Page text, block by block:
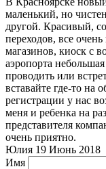
маленький, но
другой. Красивый,
переходов, все
магазинов, киоск с
аэропорта
проводить или
вставайте где-то на
регистрации у нас
меня и ребенка на
представителя
очень приятно.
Юлия 19 Июнь 2018
Имя